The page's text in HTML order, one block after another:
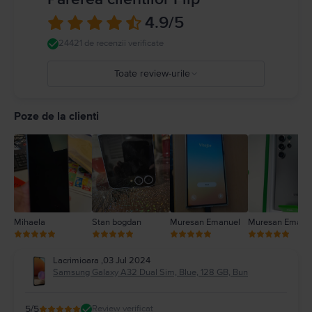
4.9/5
24421 de recenzii verificate
Toate review-urile
2
1
Poze de la clienti
Mihaela Stan bogdan Muresan Emanuel Muresan
Lacrimioara ,03 Jul 2024
Samsung Galaxy A32 Dual Sim, Blue, 128 GB, Bun
5/5 Review verificat